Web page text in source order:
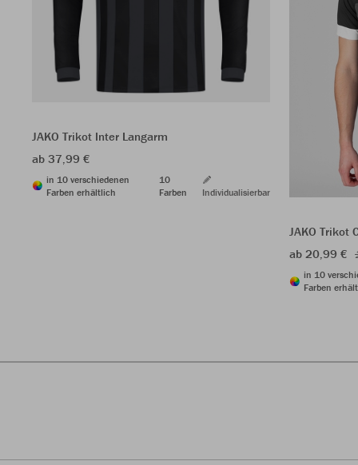
JAKO Trikot Inter Langarm
ab 37,99 €
in 10 verschiedenen
Farben erhältlich
10
Farben
Individualisierbar
JAKO Trikot
ab 20,99 €
in 10
Farben